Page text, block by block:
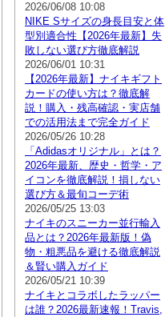
2026/06/08 10:08
NIKE Sサイズの身長目安と体
型別適合性【2026年最新】失
敗しない選び方徹底解説
2026/06/01 10:31
【2026年最新】ナイキギフト
カードの使い方は？徹底解
説！購入・残高確認・実店舗
での活用法まで完全ガイド
2026/05/26 10:28
「Adidasオリジナル」とは？
2026年最新、歴史・哲学・ア
イコンを徹底解説！損しない
選び方＆最旬コーデ術
2026/05/25 13:03
ナイキのスニーカー並行輸入
品とは？2026年最新版！偽
物・粗悪品を避ける徹底解説
＆賢い購入ガイド
2026/05/21 10:39
ナイキとコラボしたラッパー
は誰？2026最新速報！Travis,